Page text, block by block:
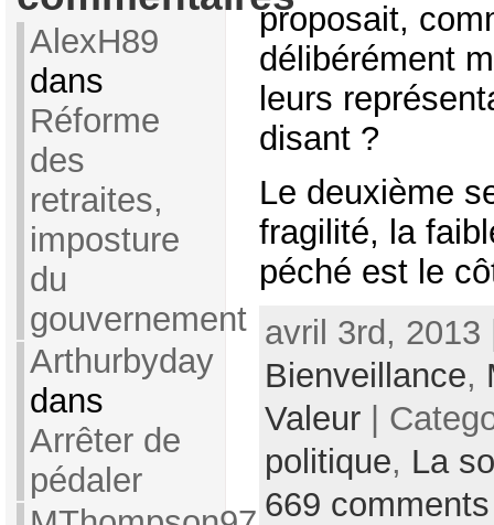
AlexH89
dans
Réforme
des
retraites,
imposture
du
gouvernement
Arthurbyday
dans
Arrêter de
pédaler
proposait,
délibérément
leurs
disant ?
Le deuxième
fragilité, la
péché est le
avril 3rd, 2013
Bienveillance,
Valeur|
politique, La
669 comments